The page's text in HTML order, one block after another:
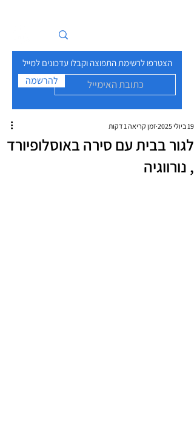
הצטרפו לרשימת התפוצה וקבלו עדכונים למייל
להרשמה
לגור בבית עם סירה באוסלופיורד
, נורווגיה
19 ביולי 2025 זמן קריאה 1 דקות